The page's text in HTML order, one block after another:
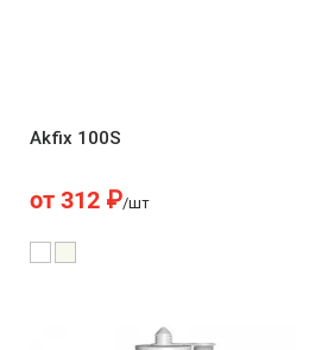
Akfix 100S
от 312₽/шт